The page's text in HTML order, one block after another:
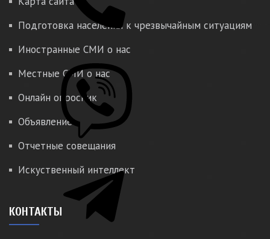
Подготовка населения к чрезвычайным ситуациям
Иностранные СМИ о нас
Местные СМИ о нас
Онлайн опросник
Объявление
Отчетные совещания
Искуственный интеллект
КОНТАКТЫ